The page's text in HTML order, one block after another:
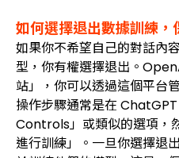
如何選擇退出數據訓練，
如果你不希望自己的對話內
型，你有權選擇退出。
站」，你可以透過這個平台
操作步驟通常是在
Controls」或類似的選項，
進行訓練」。一旦你選擇退